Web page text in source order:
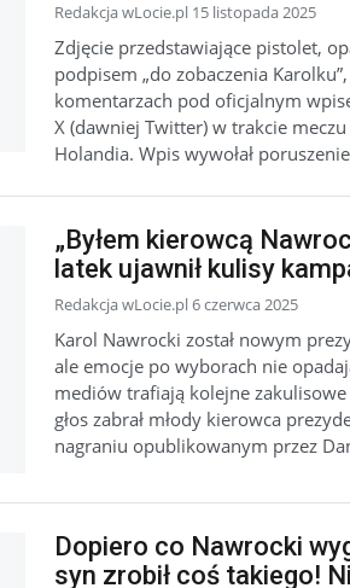
Redakcja wLocie.pl 15 listopada 2025
Zdjęcie przedstawiające pistolet,
podpisem „do zobaczenia
komentarzach pod oficjalnym
X (dawniej Twitter) w trakcie meczu
Holandia. Wpis wywołał
„Byłem kierowcą
latek ujawnił kulisy
Redakcja wLocie.pl 6 czerwca 2025
Karol Nawrocki został nowym
ale emocje po wyborach nie
mediów trafiają kolejne
głos zabrał młody kierowca
nagraniu opublikowanym przez
Dopiero co Nawrocki
syn zrobił coś takiego!